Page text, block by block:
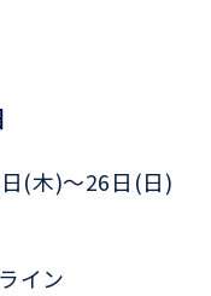
(木)〜26日(日)
イン